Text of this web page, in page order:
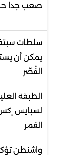
صعب جدا
سلطات
يمكن أن
القُصّر
الطبقة
لسبايس
القمر
واشنطن